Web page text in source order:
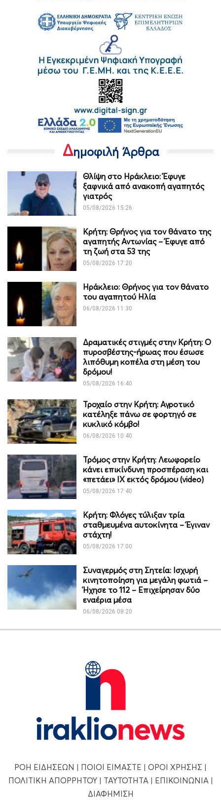
Δημοφιλή Άρθρα
Θλίψη στο Ηράκλειο: Έφυγε
ξαφνικά από ανακοπή αγαπητός
γιατρός
05/08/2026 15:26
Κρήτη: Θρήνος για τον θάνατο της
αγαπητής Αντωνίας – Έφυγε από
τη ζωή στα 53 της
05/08/2026 17:20
Ηράκλειο: Θρήνος για τον θάνατο
του αγαπητού Ηλία
06/08/2026 11:30
Δραματικές στιγμές στην Κρήτη: Ο
πυροσβέστης-ήρωας που έσωσε
λιπόθυμη κοπέλα στη μέση του
δρόμου!
05/08/2026 16:40
Τροχαίο στην Κρήτη: Αγροτικό
κατέληξε πάνω σε φορτηγό σε
κυκλικό κόμβο!
06/08/2026 10:40
Τρόμος στην Κρήτη: Λεωφορείο
κάνει επικίνδυνη προσπέραση και
«πετάει» ΙΧ εκτός δρόμου (video)
05/08/2026 17:40
Κρήτη: Φλόγες τύλιξαν τρία
σταθμευμένα αυτοκίνητα – Έγιναν
στάχτη!
05/08/2026 17:00
Συναγερμός στη Σητεία: Ισχυρή
κινητοποίηση για μεγάλη φωτιά –
Ήχησε το 112 – Επιχείρησαν δύο
εναέρια μέσα
06/08/2026 08:20
ΡΟΗ ΕΙΔΗΣΕΩΝ | ΠΟΙΟΙ ΕΙΜΑΣΤΕ | ΟΡΟΙ ΧΡΗΣΗΣ |
ΠΟΛΙΤΙΚΗ ΑΠΟΡΡΗΤΟΥ| ΤΑΥΤΟΤΗΤΑ | ΕΠΙΚΟΙΝΩΝΙΑ |
ΔΙΑΦΗΜΙΣΗ